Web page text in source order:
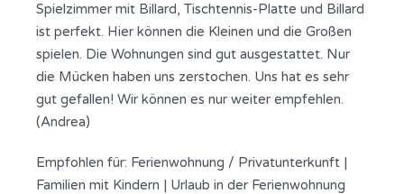
Spielzimmer mit Billard, Tischtennis-Platte und Billard
ist perfekt. Hier können die Kleinen und die Großen
spielen. Die Wohnungen sind gut ausgestattet. Nur
die Mücken haben uns zerstochen. Uns hat es sehr
gut gefallen! Wir können es nur weiter empfehlen.
(Andrea)
Empfohlen für: Ferienwohnung / Privatunterkunft |
Familien mit Kindern | Urlaub in der Ferienwohnung